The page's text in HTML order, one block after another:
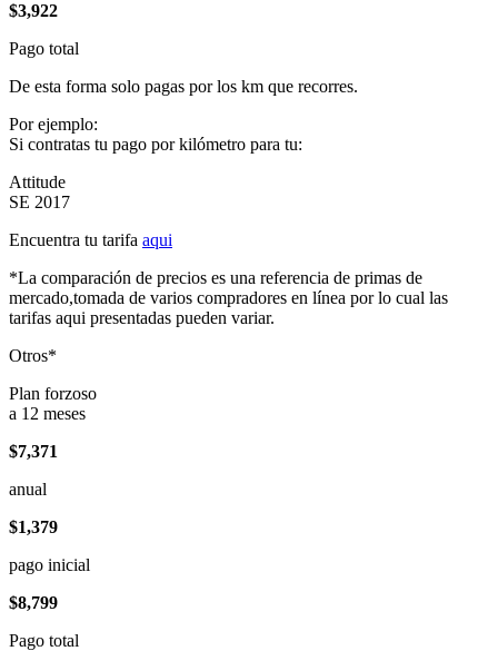
$3,922
Pago total
De esta forma solo pagas por los km que recorres.
Por ejemplo:
Si contratas tu pago por kilómetro para tu:
Attitude
SE 2017
Encuentra tu tarifa aqui
*La comparación de precios es una referencia de primas de
mercado,tomada de varios compradores en línea por lo cual las
tarifas aqui presentadas pueden variar.
Otros*
Plan forzoso
a 12 meses
$7,371
anual
$1,379
pago inicial
$8,799
Pago total